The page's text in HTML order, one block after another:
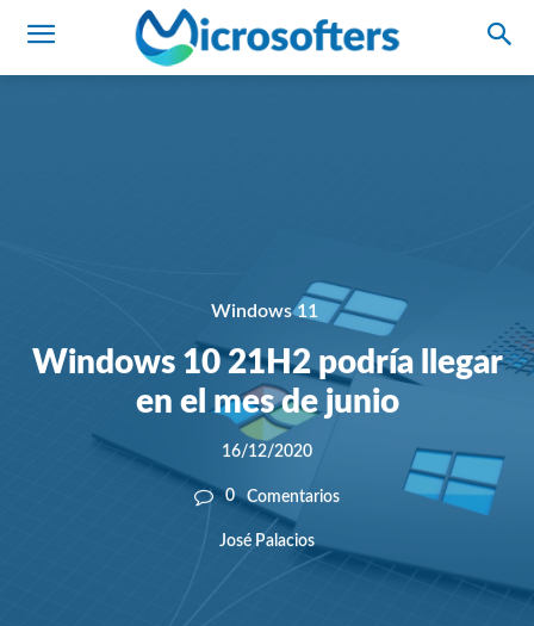
Windows 11
Windows 10 21H2 podría llegar
en el mes de junio
16/12/2020
0 Comentarios
José Palacios